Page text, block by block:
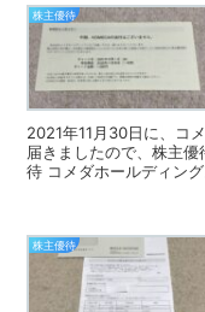
株主優待
2021年11月30日に、コ
届きましたので、株主
待 コメダホールディン
株主優待